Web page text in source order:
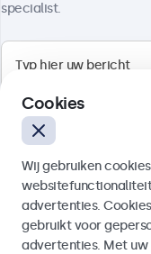
Nederlands
specialist.
Cookies
Wij gebruiken
advertenties.
gebruikt voor
advertenties. Met uw